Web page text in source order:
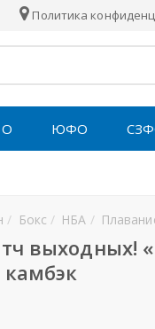
Политика
ЮФО
Бокс НБА
выходных!